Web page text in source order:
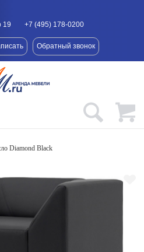
19 +7 (495) 178-0200
Обратный звонок
Diamond Black